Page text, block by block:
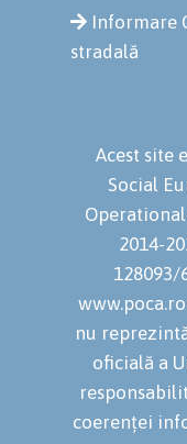
Informare
stradală
Acest site
Social
2014-
128093/
nu
oficială a
coerenței